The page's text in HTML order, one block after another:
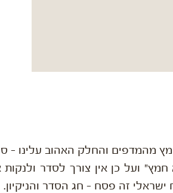
מהמדפים והחלק האהוב עלינו –
ועל כן אין צורך לסדר ולנקות
זה פסח – חג הסדר והניקיון.